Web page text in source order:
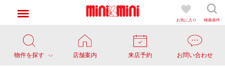
お気に入り 検索条件
物件を探す 店舗案内 来店予約 お問い合わせ